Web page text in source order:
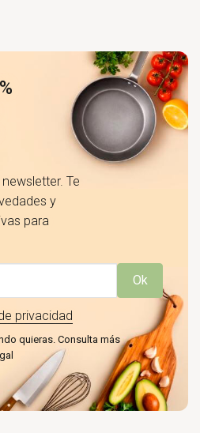
Te
y
para
Ok
privacidad
quieras. Consulta más